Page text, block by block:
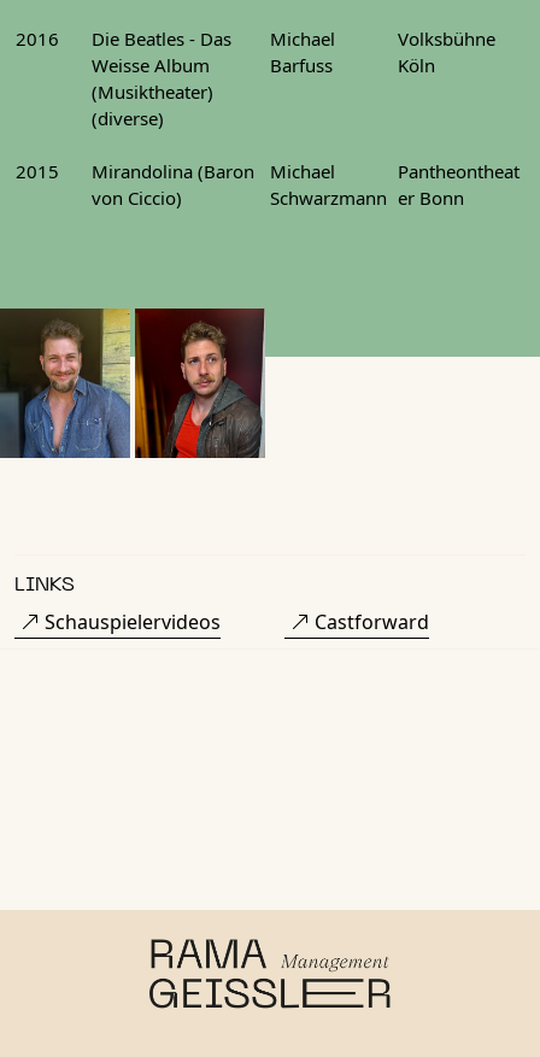
2016
Die Beatles - Das
Weisse Album
(Musiktheater)
(diverse)
Michael
Barfuss
Volksbühne
Köln
2015
Mirandolina (Baron
von Ciccio)
Michael
Schwarzmann
Pantheontheat
er Bonn
LINKS
Schauspielervideos Castforward